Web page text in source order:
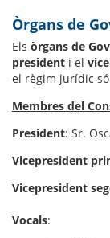
Òrgans de
Els òrgans de
president i el
el règim jurídic
Membres del
President: Sr.
Vicepresident
Vicepresident
Vocals: